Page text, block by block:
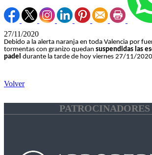
27/11/2020
Debido a la alerta naranja en toda Valencia por
tormentas con granizo quedan suspendidas las
padel durante la tarde de hoy viernes 27/11/
Volver
PATROCINADORES